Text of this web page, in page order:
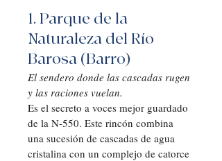
1. Parque de la
Naturaleza del Río
Barosa (Barro)
El sendero donde las cascadas rugen
y las raciones vuelan.
Es el secreto a voces mejor guardado
de la N-550. Este rincón combina
una sucesión de cascadas de agua
cristalina con un complejo de catorce